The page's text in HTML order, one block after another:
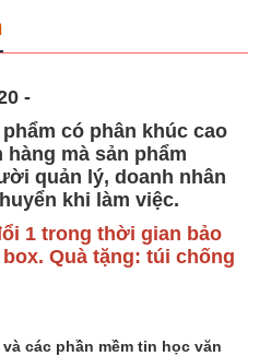
-
có phân khúc cao
hàng mà sản phẩm
quản lý, doanh nhân
khi làm việc.
1 trong thời gian bảo
Quà tặng: túi chống
các phần mềm tin học văn